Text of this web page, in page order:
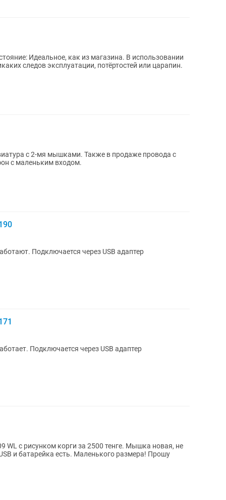
следов эксплуатации, потёртостей или царапин.
с 2-мя мышками. Также в продаже провода с
с маленьким входом.
Подключается через USB адаптер
Подключается через USB адаптер
с рисунком корги за 2500 тенге. Мышка новая, не
и батарейка есть. Маленького размера! Прошу